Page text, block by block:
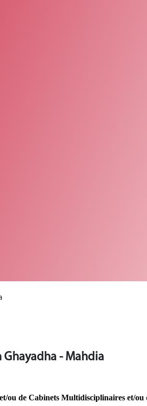
Ghayadha - Mahdia
ou de Cabinets Multidisciplinaires et/ou